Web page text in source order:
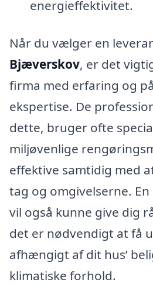
energieffektivitet.
Når du vælger en
Bjæverskov, er det
firma med erfaring og
ekspertise. De
dette, bruger ofte
miljøvenlige
effektive samtidig med
tag og omgivelserne.
vil også kunne give dig
det er nødvendigt at få
afhængigt af dit hus’
klimatiske forhold.